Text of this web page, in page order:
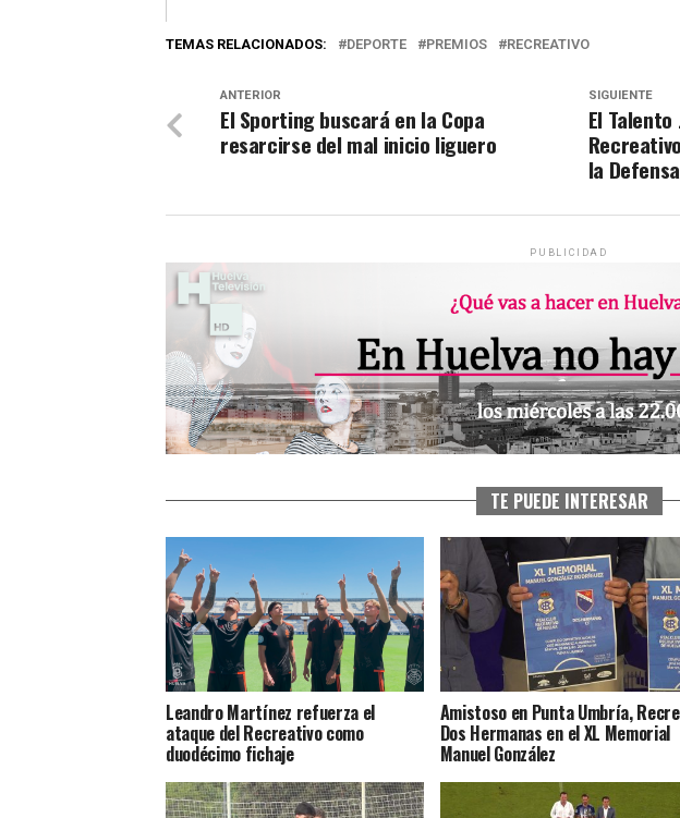
TEMAS RELACIONADOS: DEPORTE PREMIOS RECREATIVO
SIGUIENTE
El
la Defensa
ANTERIOR
El Sporting buscará en la Copa
resarcirse del mal inicio liguero
PUBLICIDAD
TE PUEDE INTERESAR
Leandro Martínez refuerza el
ataque del Recreativo como
duodécimo fichaje
Amistoso en Punta Umbría,
Dos Hermanas en el XL Memorial
Manuel González